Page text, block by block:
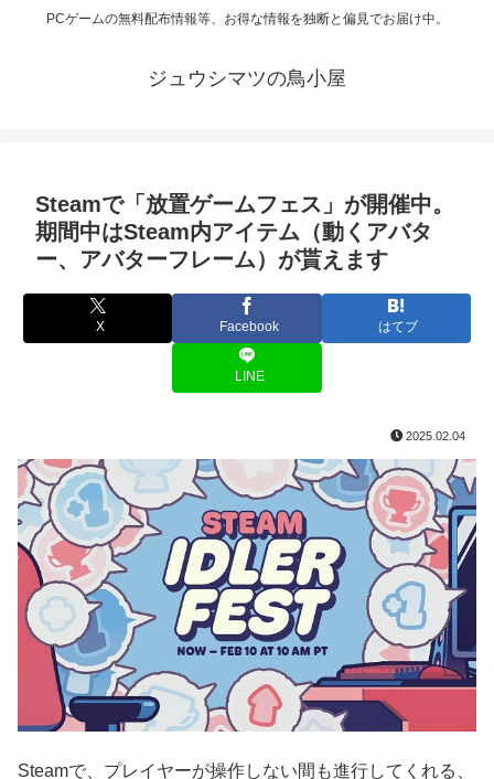
PCゲームの無料配布情報等、お得な情報を独断と偏見でお届け中。
ジュウシマツの鳥小屋
Steamで「放置ゲームフェス」が開催中。
期間中はSteam内アイテム（動くアバタ
ー、アバターフレーム）が貰えます
X Facebook はてブ
LINE
2025.02.04
Steamで、プレイヤーが操作しない間も進行してくれる、